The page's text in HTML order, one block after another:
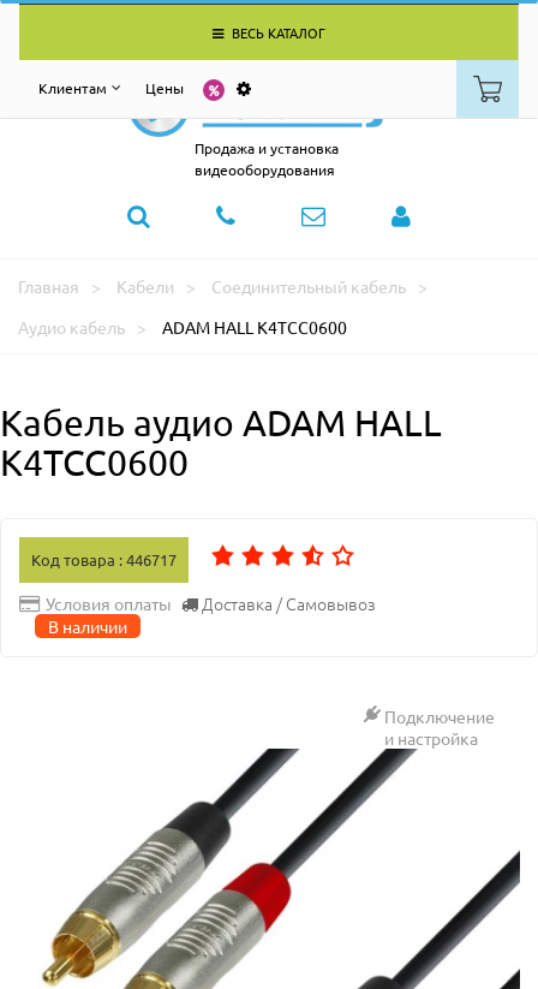
ВЕСЬ КАТАЛОГ
Клиентам Цены
Продажа и установка
видеооборудования
Главная Кабели
Соединительный кабель
Аудио кабель
ADAM HALL K4TCC0600
Кабель аудио ADAM HALL
K4TCC0600
Код товара : 446717
Условия оплаты Доставка / Самовывоз
В наличии
Подключение
и настройка